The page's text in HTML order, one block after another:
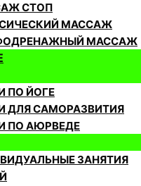
СТОП
МАССАЖ
МАССАЖ
ПО ЙОГЕ
ДЛЯ САМОРАЗВИТИЯ
ПО АЮРВЕДЕ
ЗАНЯТИЯ